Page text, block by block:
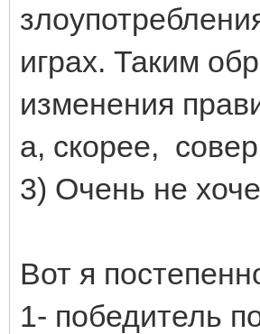
играх. Таким
изменения
а, скорее,
3) Очень не
Вот я
1- победитель